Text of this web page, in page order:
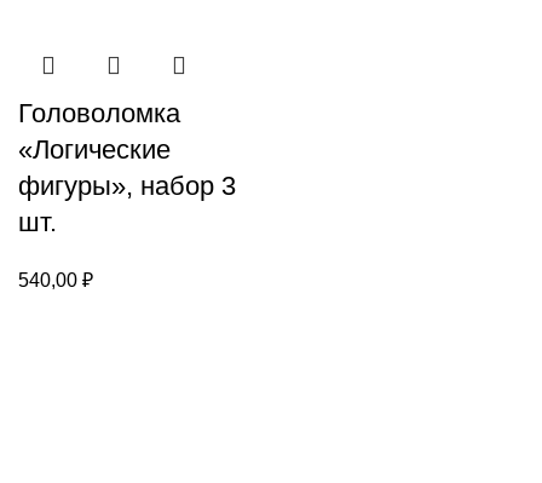
Головоломка
«Логические
фигуры», набор 3
шт.
540,00 ₽